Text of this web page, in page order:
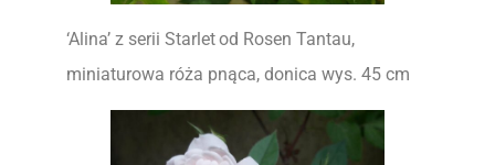
‘Alina’ z serii Starletod Rosen Tantau,
miniaturowa róża pnąca, donica wys. 45 cm